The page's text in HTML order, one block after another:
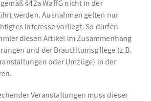
§42a WaffG nicht in der
werden. Ausnahmen gelten nur
Interesse vorliegt. So dürfen
diesen Artikel im Zusammenhang
und der Brauchtumspflege (z.B.
oder Umzüge) in der
Veranstaltungen muss dieser